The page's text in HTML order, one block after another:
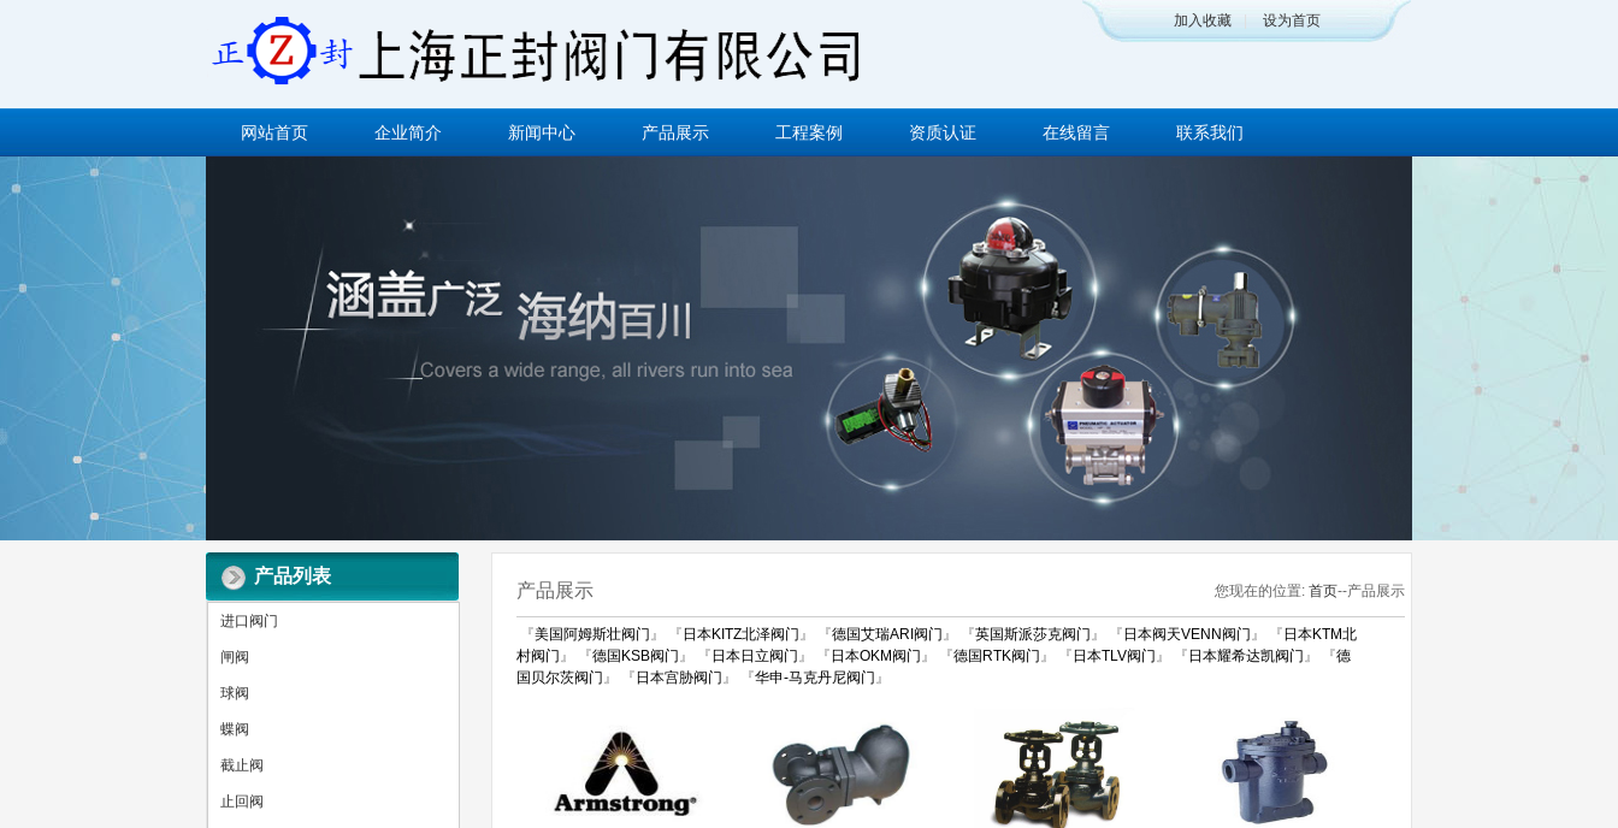
加入收藏 设为首页
网站首页 企业简介 新闻中心 产品展示 工程案例 资质认证 在线留言 联系我们
产品列表
进口阀门
闸阀
球阀
蝶阀
截止阀
止回阀
产品展示 您现在的位置: 首页--产品展示
『美国阿姆斯壮阀门 』 『 日本KITZ北泽阀门 』 『德国艾瑞ARI阀门 』 『英国斯派莎克阀门 』 『 日本阀天VENN阀门 』 『 日本KTM北
村阀门 』 『德国KSB阀门 』 『 日本日立阀门 』 『 日本OKM阀门 』 『德国RTK阀门 』 『 日本TLV阀门 』 『 日本耀希达凯阀门 』 『德
国贝尔茨阀门 』 『 日本宫胁阀门 』 『华申-马克丹尼阀门 』